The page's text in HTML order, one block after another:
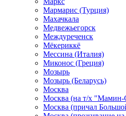
Мармарис (Турция)
Махачкала
Медвежьегорск
Междуреченск
Мёкериккё
Мессина (Италия)
Миконос (Греция)
Мозырь
Мозырь (Беларусь)
Москва
Москва (на т/х
Москва (причал